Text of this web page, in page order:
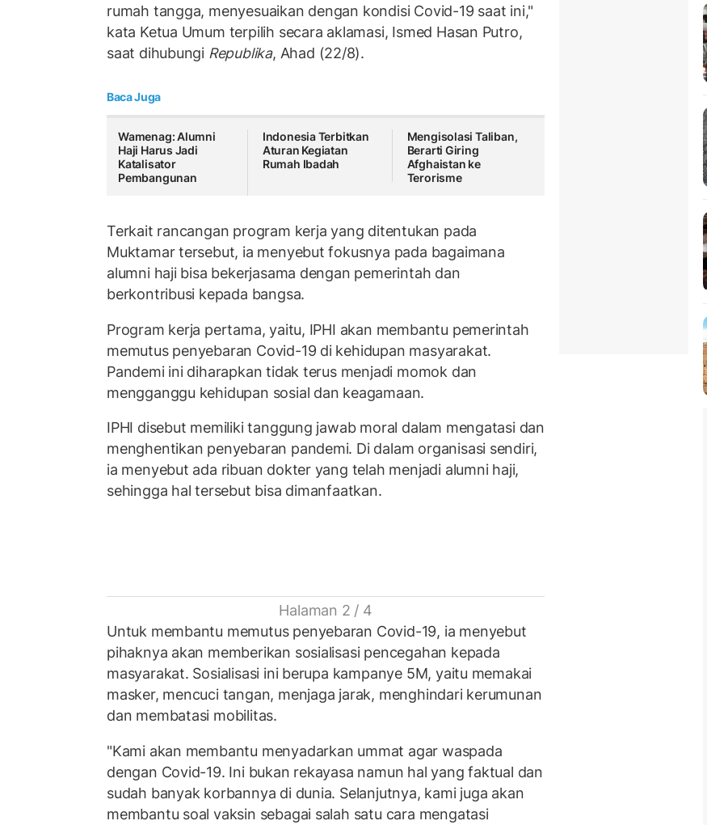
rumah tangga, menyesuaikan dengan kondisi Covid-19 saat ini,"
kata Ketua Umum terpilih secara aklamasi, Ismed Hasan Putro,
saat dihubungi Republika, Ahad (22/8).
Baca Juga
Wamenag: Alumni
Haji Harus Jadi
Katalisator
Pembangunan
Indonesia Terbitkan
Aturan Kegiatan
Rumah Ibadah
Mengisolasi Taliban,
Berarti Giring
Afghaistan ke
Terorisme
Terkait rancangan program kerja yang ditentukan pada
Muktamar tersebut, ia menyebut fokusnya pada bagaimana
alumni haji bisa bekerjasama dengan pemerintah dan
berkontribusi kepada bangsa.
Program kerja pertama, yaitu, IPHI akan membantu pemerintah
memutus penyebaran Covid-19 di kehidupan masyarakat.
Pandemi ini diharapkan tidak terus menjadi momok dan
mengganggu kehidupan sosial dan keagamaan.
IPHI disebut memiliki tanggung jawab moral dalam mengatasi dan
menghentikan penyebaran pandemi. Di dalam organisasi sendiri,
ia menyebut ada ribuan dokter yang telah menjadi alumni haji,
sehingga hal tersebut bisa dimanfaatkan.
Halaman 2 / 4
Untuk membantu memutus penyebaran Covid-19, ia menyebut
pihaknya akan memberikan sosialisasi pencegahan kepada
masyarakat. Sosialisasi ini berupa kampanye 5M, yaitu memakai
masker, mencuci tangan, menjaga jarak, menghindari kerumunan
dan membatasi mobilitas.
"Kami akan membantu menyadarkan ummat agar waspada
dengan Covid-19. Ini bukan rekayasa namun hal yang faktual dan
sudah banyak korbannya di dunia. Selanjutnya, kami juga akan
membantu soal vaksin sebagai salah satu cara mengatasi